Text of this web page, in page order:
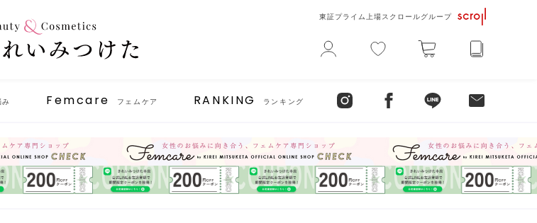
東証プライム上場スクロールグループ
Femcare フェムケア RANKING ランキング